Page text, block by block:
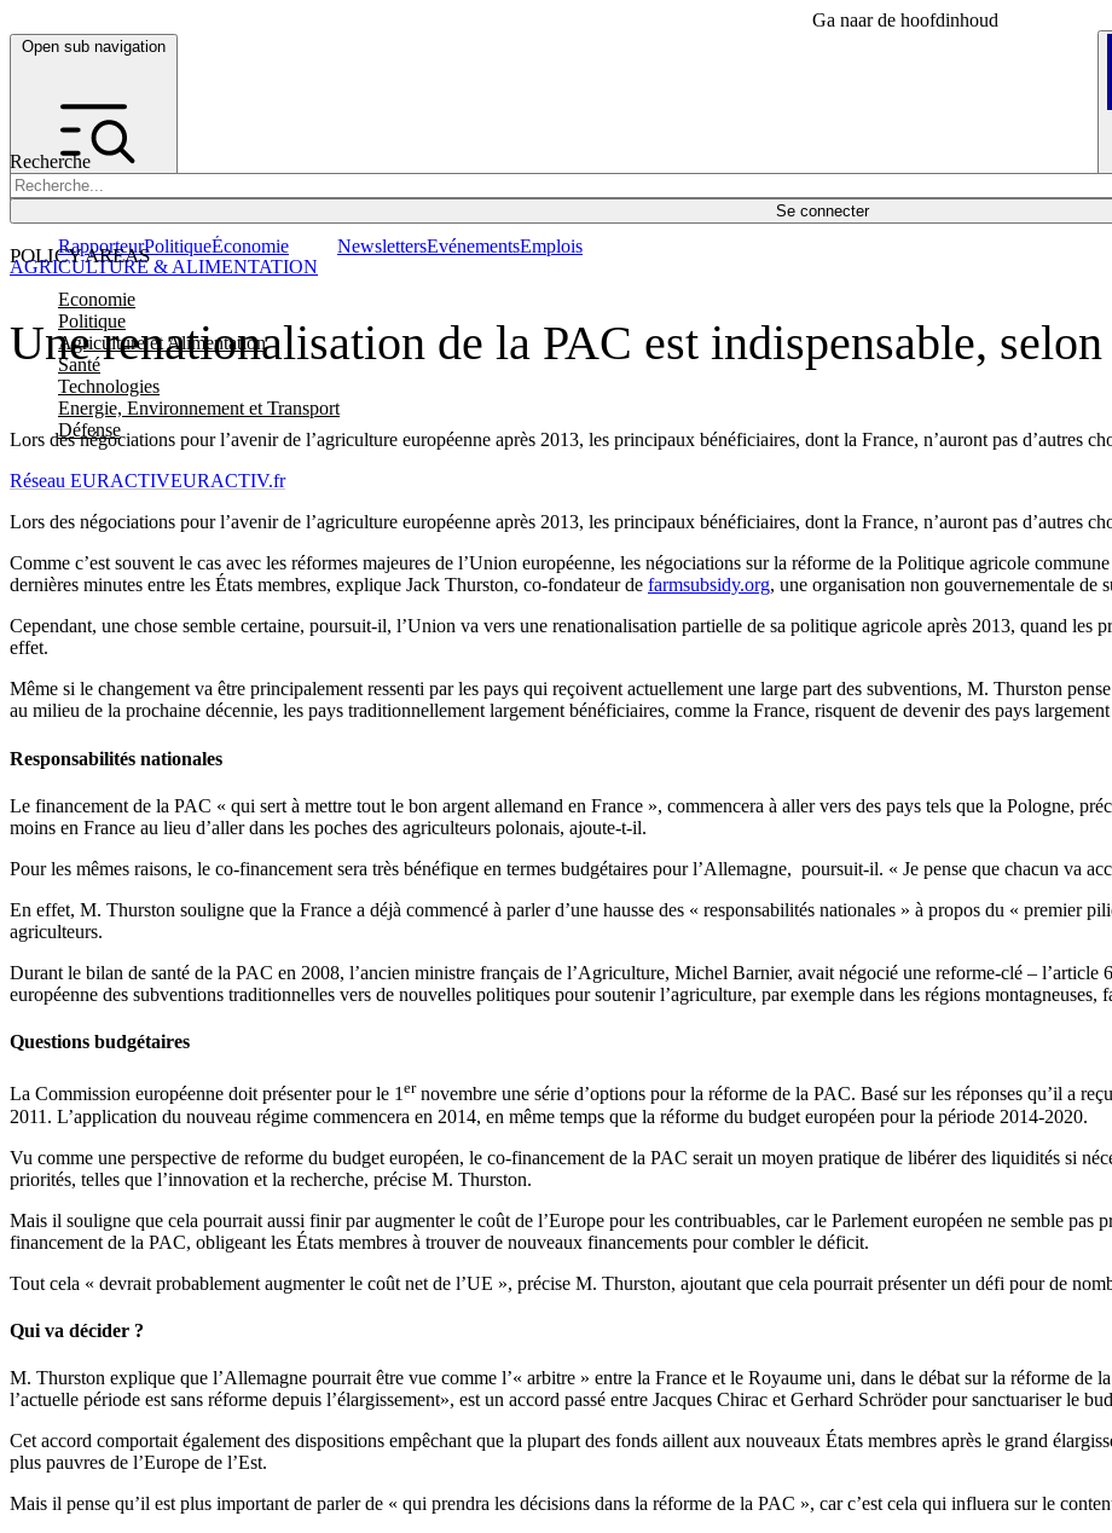
Ga naar de hoofdinhoud
Open sub navigation
Recherche
Se connecter
POLICY AREAS
Economie
Politique
Agriculture et Alimentation
Santé
Technologies
Energie, Environnement et Transport
Défense
RapporteurPolitiqueÉconomie NewslettersEvénementsEmplois
Une renationalisation de la PAC est indispensable,
Lors des négociations pour l’avenir de l’agriculture européenne après 2013, les principaux bénéficiaires, dont la France, n’auront pas d’autres
AGRICULTURE & ALIMENTATION
Réseau EURACTIVEURACTIV.fr
Lors des négociations pour l’avenir de l’agriculture européenne après 2013, les principaux bénéficiaires, dont la France, n’auront pas d’autres
Comme c’est souvent le cas avec les réformes majeures de l’Union européenne, les négociations sur la réforme de la Politique agricole
dernières minutes entre les États membres, explique Jack Thurston, co-fondateur de farmsubsidy.org, une organisation non gouvernementale de
Cependant, une chose semble certaine, poursuit-il, l’Union va vers une renationalisation partielle de sa politique agricole après 2013, quand les
effet.
Même si le changement va être principalement ressenti par les pays qui reçoivent actuellement une large part des subventions, M. Thurston
au milieu de la prochaine décennie, les pays traditionnellement largement bénéficiaires, comme la France, risquent de devenir des pays
Responsabilités nationales
Le financement de la PAC « qui sert à mettre tout le bon argent allemand en France », commencera à aller vers des pays tels que la Pologne,
moins en France au lieu d’aller dans les poches des agriculteurs polonais, ajoute-t-il.
Pour les mêmes raisons, le co-financement sera très bénéfique en termes budgétaires pour l’Allemagne, poursuit-il. « Je pense que chacun va
En effet, M. Thurston souligne que la France a déjà commencé à parler d’une hausse des « responsabilités nationales » à propos du « premier
agriculteurs.
Durant le bilan de santé de la PAC en 2008, l’ancien ministre français de l’Agriculture, Michel Barnier, avait négocié une reforme-clé – l’article
européenne des subventions traditionnelles vers de nouvelles politiques pour soutenir l’agriculture, par exemple dans les régions montagneuses,
Questions budgétaires
La Commission européenne doit présenter pour le 1ernovembre une série d’options pour la réforme de la PAC. Basé sur les réponses qu’il a
2011. L’application du nouveau régime commencera en 2014, en même temps que la réforme du budget européen pour la période 2014-2020.
Vu comme une perspective de reforme du budget européen, le co-financement de la PAC serait un moyen pratique de libérer des liquidités si
priorités, telles que l’innovation et la recherche, précise M. Thurston.
Mais il souligne que cela pourrait aussi finir par augmenter le coût de l’Europe pour les contribuables, car le Parlement européen ne semble pas
financement de la PAC, obligeant les États membres à trouver de nouveaux financements pour combler le déficit.
Tout cela « devrait probablement augmenter le coût net de l’UE », précise M. Thurston, ajoutant que cela pourrait présenter un défi pour de
Qui va décider ?
M. Thurston explique que l’Allemagne pourrait être vue comme l’« arbitre » entre la France et le Royaume uni, dans le débat sur la réforme de
l’actuelle période est sans réforme depuis l’élargissement», est un accord passé entre Jacques Chirac et Gerhard Schröder pour sanctuariser le
Cet accord comportait également des dispositions empêchant que la plupart des fonds aillent aux nouveaux États membres après le grand
plus pauvres de l’Europe de l’Est.
Mais il pense qu’il est plus important de parler de « qui prendra les décisions dans la réforme de la PAC », car c’est cela qui influera sur le